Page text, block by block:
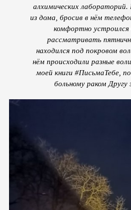
алхимических лабораторий.
из дома, бросив в нём
комфортно устроился
рассматривать
находился под покровом
нём происходили разные
моей книги #ПисьмаТебе,
больному раком Другу